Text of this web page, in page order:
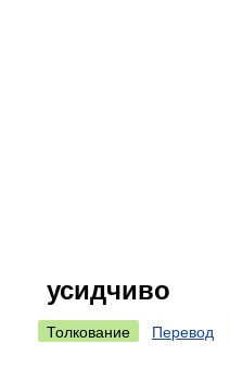
усидчиво
Толкование Перевод